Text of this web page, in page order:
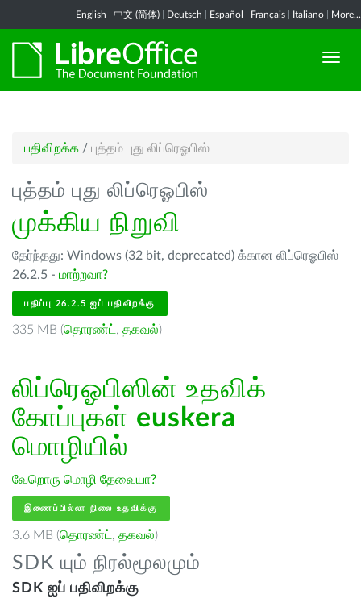
English 中文 (简体) Deutsch Español Français Italiano More...
பதிவிறக்க / புத்தம் புது லிப்ரெஓபிஸ்
புத்தம் புது லிப்ரெஓபிஸ்
முக்கிய நிறுவி
தேர்ந்தது: Windows (32 bit, deprecated) க்கான லிப்ரெஓபிஸ்
26.2.5 - மாற்றவா?
பதிப்பு 26.2.5 ஐப் பதிவிறக்கு
335 MB (தொரண்ட் , தகவல்)
லிப்ரெஓபிஸின் உதவிக்
கோப்புகள் euskera
மொழியில்
வேறொரு மொழி தேவையா?
இணைப்பில்லா நிலை உதவிக்கு
3.6 MB (தொரண்ட் , தகவல்)
SDK யும் நிரல்மூலமும்
SDK ஐப் பதிவிறக்கு